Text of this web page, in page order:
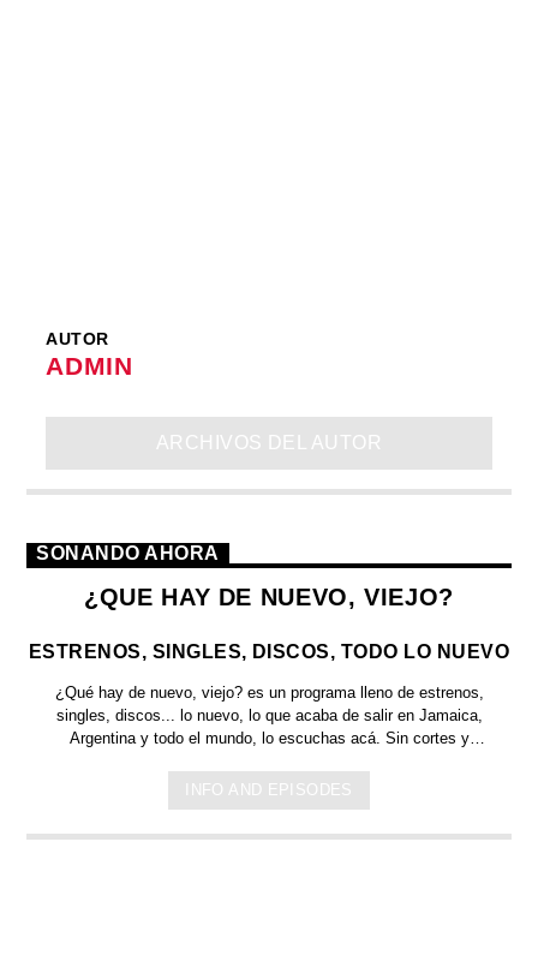
AUTOR
ADMIN
ARCHIVOS DEL AUTOR
SONANDO AHORA
¿QUE HAY DE NUEVO, VIEJO?
ESTRENOS, SINGLES, DISCOS, TODO LO NUEVO
¿Qué hay de nuevo, viejo?es un programa lleno de estrenos,
singles, discos... lo nuevo, lo que acaba de salir enJamaica,
Argentina y todo el mundo, lo escuchas acá. Sin cortes y
INFO AND EPISODES